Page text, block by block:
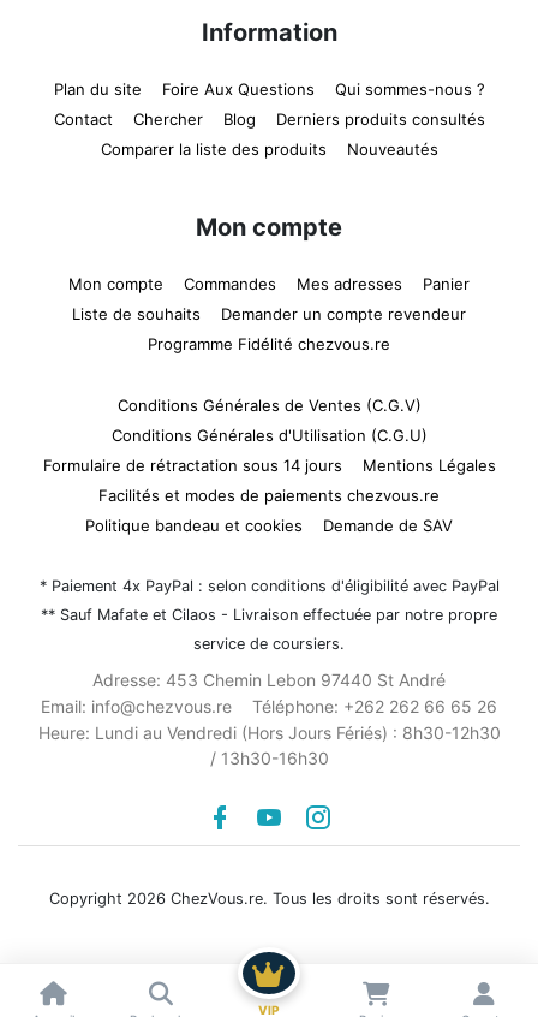
Information
Plan du site Foire Aux Questions
Qui sommes-nous ?
Contact
Chercher Blog
Derniers produits consultés
Comparer la liste des produits
Nouveautés
Mon compte
Mon compte Commandes Mes adresses
Panier
Liste de souhaits
Demander un compte revendeur
Programme Fidélité chezvous.re
Conditions Générales de Ventes (C.G.V)
Conditions Générales d'Utilisation (C.G.U)
Formulaire de rétractation sous 14 jours
Mentions Légales
Facilités et modes de paiements chezvous.re
Politique bandeau et cookies
Demande de SAV
* Paiement 4x PayPal : selon conditions d'éligibilité avec PayPal
** Sauf Mafate et Cilaos - Livraison effectuée par notre propre
service de coursiers.
Adresse: 453 Chemin Lebon 97440 St André
Email: info@chezvous.re Téléphone: +262 262 66 65 26
Heure: Lundi au Vendredi (Hors Jours Fériés) : 8h30-12h30
/ 13h30-16h30
Facebook
youtube
instagram
Copyright 2026 ChezVous.re. Tous les droits sont réservés.
VIP
Voir les résultats